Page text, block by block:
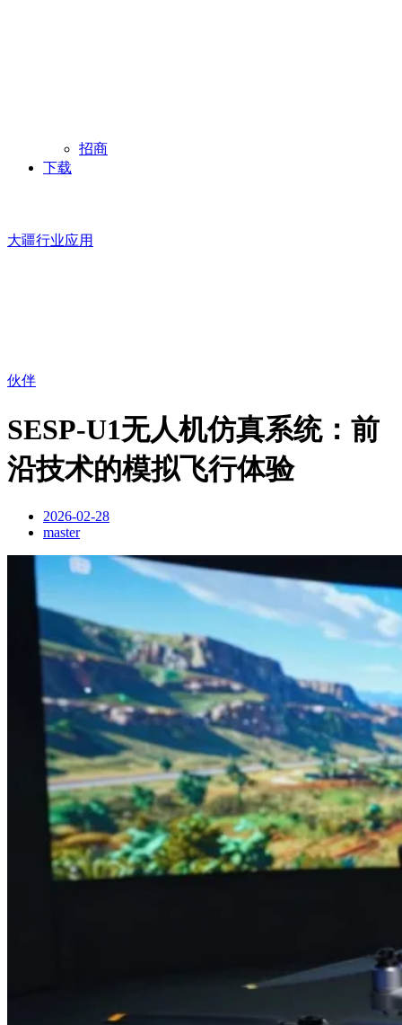
招商
下载
大疆行业应用
伙伴
SESP-U1无人机仿真系统：前
沿技术的模拟飞行体验
2026-02-28
master